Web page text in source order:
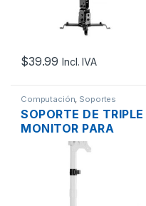
$39.99 Incl. IVA
Computación Soportes
SOPORTE DE TRIPLE
MONITOR PARA
ESCRITORIO VIVO
– 30″ INCL. +-15º